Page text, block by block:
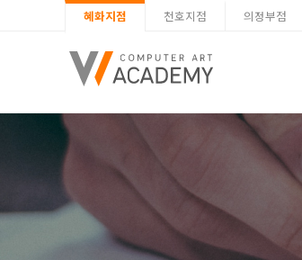
혜화지점 천호지점 의정부점